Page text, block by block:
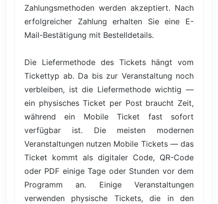
Zahlungsmethoden werden akzeptiert. Nach
erfolgreicher Zahlung erhalten Sie eine E-
Mail-Bestätigung mit Bestelldetails.
Die Liefermethode des Tickets hängt vom
Tickettyp ab. Da bis zur Veranstaltung noch
verbleiben, ist die Liefermethode wichtig —
ein physisches Ticket per Post braucht Zeit,
während ein Mobile Ticket fast sofort
verfügbar ist. Die meisten modernen
Veranstaltungen nutzen Mobile Tickets — das
Ticket kommt als digitaler Code, QR-Code
oder PDF einige Tage oder Stunden vor dem
Programm an. Einige Veranstaltungen
verwenden physische Tickets, die in den